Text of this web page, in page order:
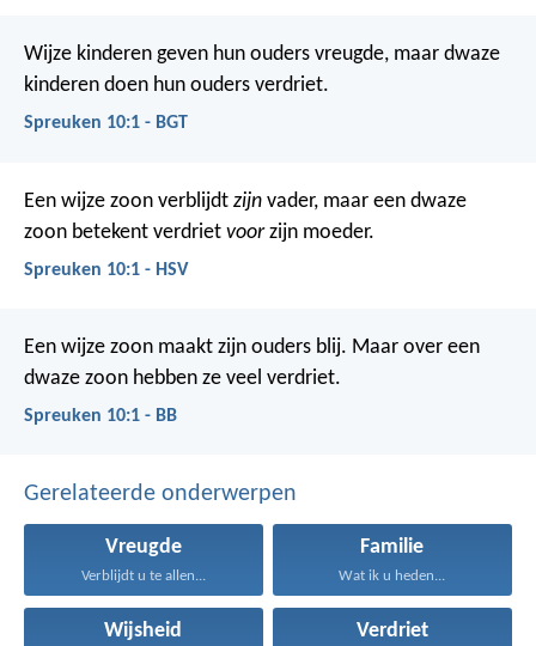
Wijze kinderen geven hun ouders vreugde, maar dwaze
kinderen doen hun ouders verdriet.
Spreuken 10:1 - BGT
Een wijze zoon verblijdt zijn vader, maar een dwaze
zoon betekent verdriet voorzijn moeder.
Spreuken 10:1 - HSV
Een wijze zoon maakt zijn ouders blij. Maar over een
dwaze zoon hebben ze veel verdriet.
Spreuken 10:1 - BB
Gerelateerde onderwerpen
Vreugde
Verblijdt u te allen...
Familie
Wat ik u heden...
Wijsheid Verdriet